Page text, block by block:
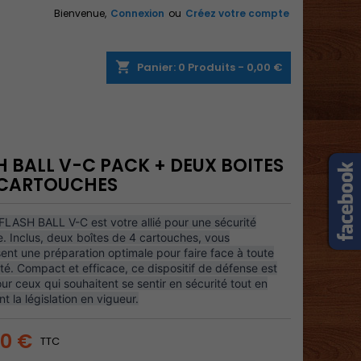
Bienvenue, Connexion ou Créez votre compte
shopping_cart Panier: 0 Produits - 0,00 €
BALL V-C PACK + DEUX BOITES
BALL V-C est votre allié pour une sécurité
Inclus, deux boîtes de 4 cartouches, vous
une préparation optimale pour faire face à toute
Compact et efficace, ce dispositif de défense est
ceux qui souhaitent se sentir en sécurité tout en
la législation en vigueur.
€ TTC